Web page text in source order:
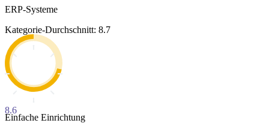
ERP-Systeme
Kategorie-Durchschnitt: 8.7
8.6
Einfache Einrichtung